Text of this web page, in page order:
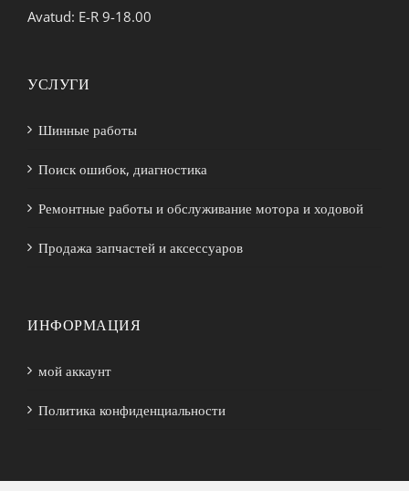
Avatud: E-R 9-18.00
УСЛУГИ
Шинные работы
Поиск ошибок, диагностика
Ремонтные работы и обслуживание мотора и ходовой
Продажа запчастей и аксессуаров
ИНФОРМАЦИЯ
мой аккаунт
Политика конфиденциальности